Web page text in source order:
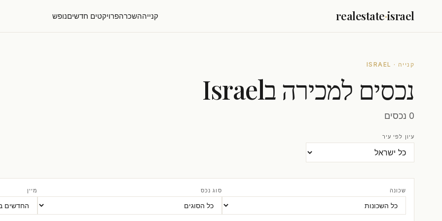
realestate·israel קנייההשכרהפרויקטים חדשיםנופש
קנייה · ISRAEL
נכסים למכירה בIsrael
0 נכסים
עיון לפי עיר
שכונה סוג נכס מיין